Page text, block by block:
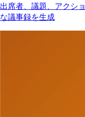
出席者、議題、アクシ
な議事録を生成